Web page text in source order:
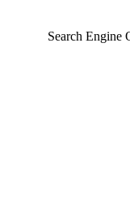
Search Engine